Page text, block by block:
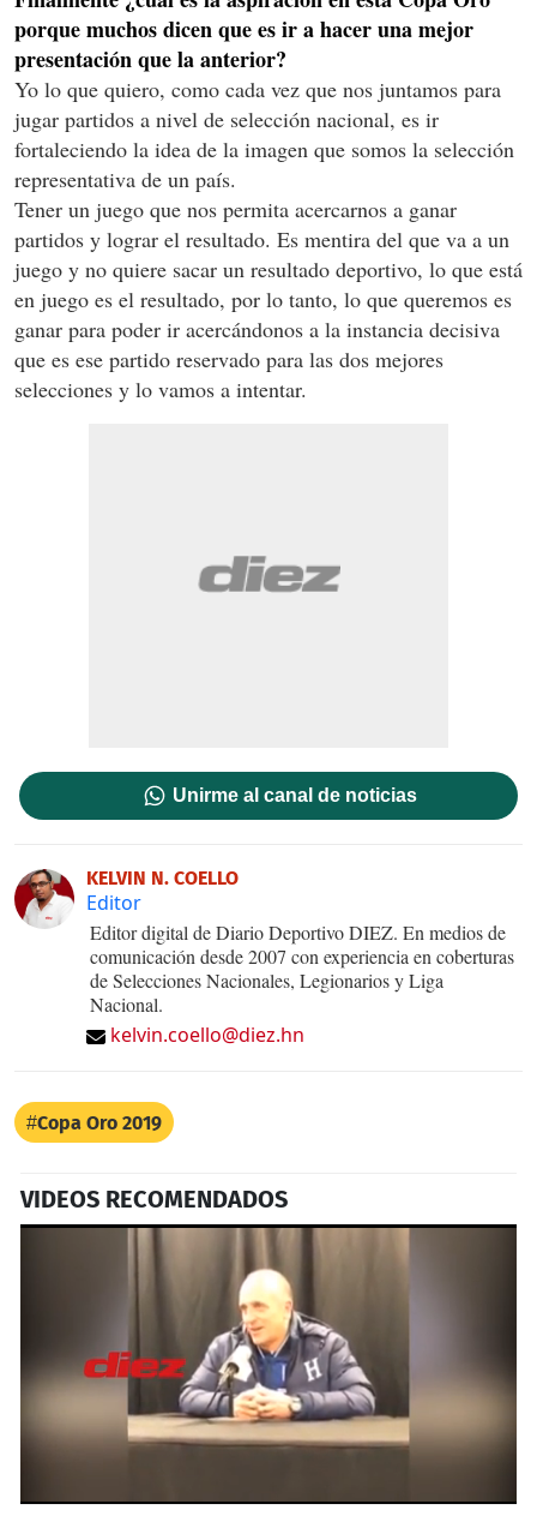
porque muchos dicen que es ir a hacer una mejor
presentación que la anterior?
Yo lo que quiero, como cada vez que nos juntamos para
jugar partidos a nivel de selección nacional, es ir
fortaleciendo la idea de la imagen que somos la selección
representativa de un país.
Tener un juego que nos permita acercarnos a ganar
partidos y lograr el resultado. Es mentira del que va a un
juego y no quiere sacar un resultado deportivo, lo que está
en juego es el resultado, por lo tanto, lo que queremos es
ganar para poder ir acercándonos a la instancia decisiva
que es ese partido reservado para las dos mejores
selecciones y lo vamos a intentar.
Unirme al canal de noticias
KELVIN N. COELLO
Editor
Editor digital de Diario Deportivo DIEZ. En medios de
comunicación desde 2007 con experiencia en coberturas
de Selecciones Nacionales, Legionarios y Liga
Nacional.
kelvin.coello@diez.hn
Copa Oro 2019
VIDEOS RECOMENDADOS